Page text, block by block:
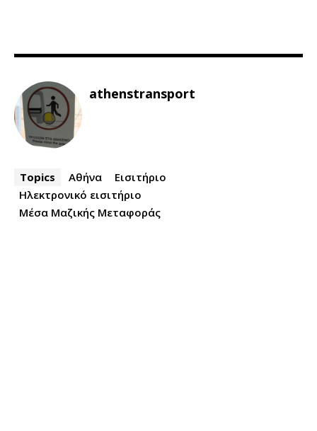
athenstransport
Topics Αθήνα
Εισιτήριο
Ηλεκτρονικό εισιτήριο
Μέσα Μαζικής Μεταφοράς